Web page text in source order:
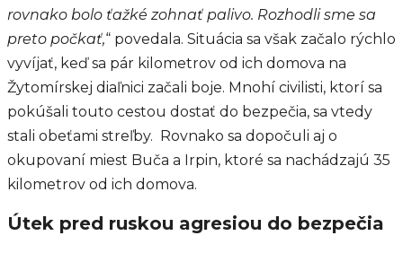
rovnako bolo ťažké zohnať palivo. Rozhodli sme sa
preto počkať,“ povedala. Situácia sa však začalo rýchlo
vyvíjať, keď sa pár kilometrov od ich domova na
Žytomírskej diaľnici začali boje. Mnohí civilisti, ktorí sa
pokúšali touto cestou dostať do bezpečia, sa vtedy
stali obeťami streľby. Rovnako sa dopočuli aj o
okupovaní miest Buča a Irpin, ktoré sa nachádzajú 35
kilometrov od ich domova.
Útek pred ruskou agresiou do bezpečia